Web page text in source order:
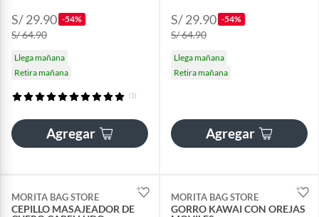
S/ 29.90 -54%
S/ 64.90
Llega mañana
Retira mañana
(1)
Agregar
S/ 29.90 -54%
S/ 64.90
Llega mañana
Retira mañana
Agregar
MORITA BAG STORE
CEPILLO MASAJEADOR DE
MORITA BAG STORE
GORRO KAWAI CON OREJAS